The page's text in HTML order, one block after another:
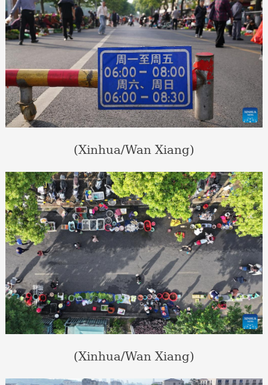
(Xinhua/Wan Xiang)
(Xinhua/Wan Xiang)